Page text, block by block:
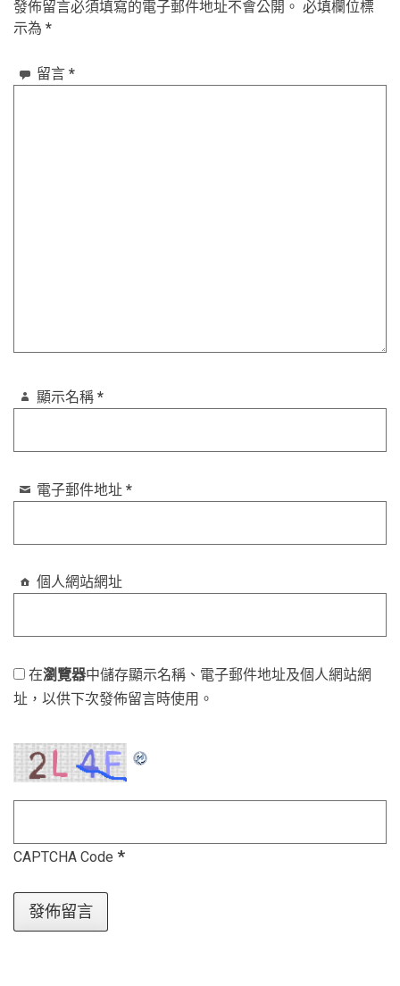
覽
發佈留言必須填寫的電子郵件地址不會公開。 必填欄位標
示為 *
留言 *
顯示名稱 *
電子郵件地址 *
個人網站網址
在瀏覽器中儲存顯示名稱、電子郵件地址及個人網站網
址，以供下次發佈留言時使用。
CAPTCHA Code *